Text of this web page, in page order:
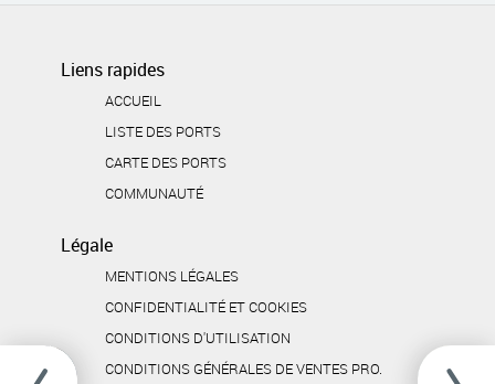
Liens rapides
ACCUEIL
LISTE DES PORTS
CARTE DES PORTS
COMMUNAUTÉ
Légale
MENTIONS LÉGALES
CONFIDENTIALITÉ ET COOKIES
CONDITIONS D'UTILISATION
CONDITIONS GÉNÉRALES DE VENTES PRO.